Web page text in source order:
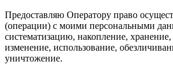
Предоставляю Оператору право
(операции) с моими персональными
систематизацию, накопление,
изменение, использование,
уничтожение.